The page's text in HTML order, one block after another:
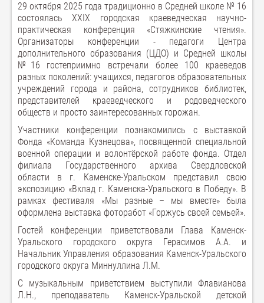
29 октября 2025 года традиционно в Средней школе № 16
состоялась ХХIX городская краеведческая научно-
практическая конференция «Стяжкинские чтения».
Организаторы конференции - педагоги Центра
дополнительного образования (ЦДО) и Средней школы
№16 гостеприимно встречали более 100 краеведов
разных поколений: учащихся, педагогов образовательных
учреждений города и района, сотрудников библиотек,
представителей краеведческого и родоведческого
обществ и просто заинтересованных горожан.
Участники конференции познакомились с выставкой
Фонда «Команда Кузнецова», посвященной специальной
военной операции и волонтёрской работе фонда. Отдел
филиала Государственного архива Свердловской
области в г. Каменске-Уральском представил свою
экспозицию «Вклад г. Каменска-Уральского в Победу». В
рамках фестиваля «Мы разные – мы вместе» была
оформлена выставка фоторабот «Горжусь своей семьей».
Гостей конференции приветствовали Глава Каменск-
Уральского городского округа Герасимов А.А. и
Начальник Управления образования Каменск-Уральского
городского округа Миннуллина Л.М.
С музыкальным приветствием выступили Флавианова
Л.Н., преподаватель Каменск-Уральской детской